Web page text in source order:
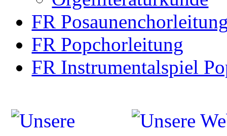
FR
FR Popchorleitung
FR Instrumentalspiel